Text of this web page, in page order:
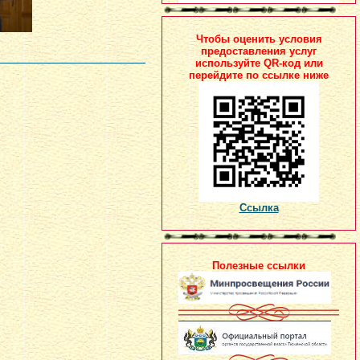
Чтобы оценить условия
предоставления услуг
используйте QR-код или
перейдите по ссылке ниже
Ссылка
Полезные ссылки